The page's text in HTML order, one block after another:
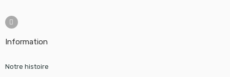
Information
Notre histoire